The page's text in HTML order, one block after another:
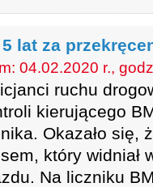
5 lat za
04.02.2020 r.,
ruchu
kierującego
Okazało się,
który widniał
Na liczniku